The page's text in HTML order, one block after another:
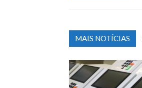
MAIS NOTÍCIAS